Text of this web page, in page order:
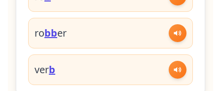
robber
verb